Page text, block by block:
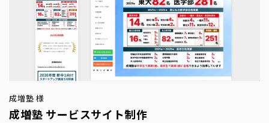
成増塾 様
成増塾 サービスサイト制作